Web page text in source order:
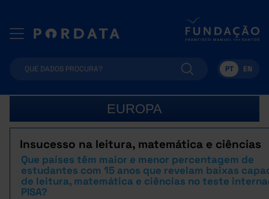
PT EN
EUROPA
Insucesso na leitura, matemática e ciências
Que países têm maior e menor percentagem de
estudantes com 15 anos que revelam baixas
de leitura, matemática e ciências no teste
PISA?